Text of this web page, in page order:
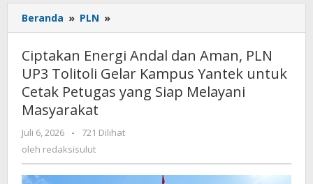
Beranda » PLN »
Energi
dan
Aman,
PLN
Gelar
Yantek
untuk
Ciptakan Energi Andal dan Aman, PLN
UP3 Tolitoli Gelar Kampus Yantek untuk
Cetak Petugas yang Siap Melayani
Masyarakat
Juli 6, 2026
oleh
redaksisulut
-
721 Dilihat
oleh redaksisulut